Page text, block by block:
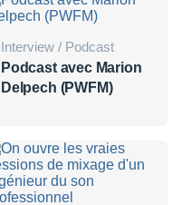
Interview / Podcast
Podcast avec Marion
Delpech (PWFM)